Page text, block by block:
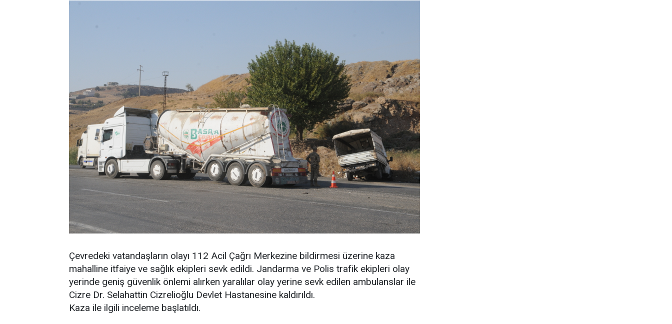
Çevredeki vatandaşların olayı 112 Acil Çağrı Merkezine bildirmesi üzerine kaza
mahalline itfaiye ve sağlık ekipleri sevk edildi. Jandarma ve Polis trafik ekipleri olay
yerinde geniş güvenlik önlemi alırken yaralılar olay yerine sevk edilen ambulanslar ile
Cizre Dr. Selahattin Cizrelioğlu Devlet Hastanesine kaldırıldı.
Kaza ile ilgili inceleme başlatıldı.